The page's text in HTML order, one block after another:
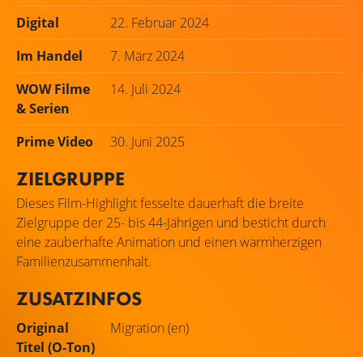
Digital
22. Februar 2024
Im Handel
7. März 2024
WOW Filme
& Serien
14. Juli 2024
Prime Video 30. Juni 2025
ZIELGRUPPE
Dieses Film-Highlight fesselte dauerhaft die breite
Zielgruppe der 25- bis 44-Jährigen und besticht durch
eine zauberhafte Animation und einen warmherzigen
Familienzusammenhalt.
ZUSATZINFOS
Original
Titel (O-Ton)
Migration (en)